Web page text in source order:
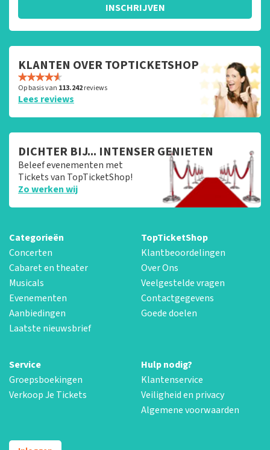
INSCHRIJVEN
KLANTEN OVER TOPTICKETSHOP
Op basis van 113.242reviews
Lees reviews
DICHTER BIJ... INTENSER GENIETEN
Beleef evenementen met
Tickets van TopTicketShop!
Zo werken wij
Categorieën
Concerten
Cabaret en theater
Musicals
Evenementen
Aanbiedingen
Laatste nieuwsbrief
TopTicketShop
Klantbeoordelingen
Over Ons
Veelgestelde vragen
Contactgegevens
Goede doelen
Service
Groepsboekingen
Verkoop Je Tickets
Hulp nodig?
Klantenservice
Veiligheid en privacy
Algemene voorwaarden